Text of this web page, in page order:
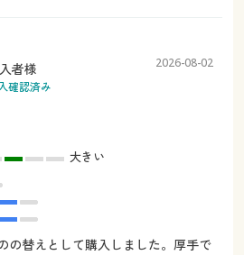
者様
確認済み
2026-08-02
大きい
の替えとして購入しました。厚手で